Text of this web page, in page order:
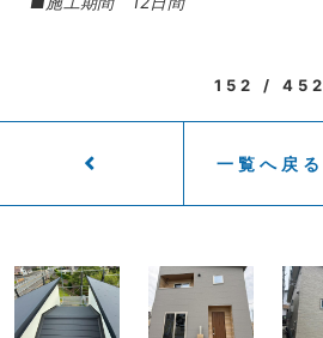
152 / 452
一覧へ戻る